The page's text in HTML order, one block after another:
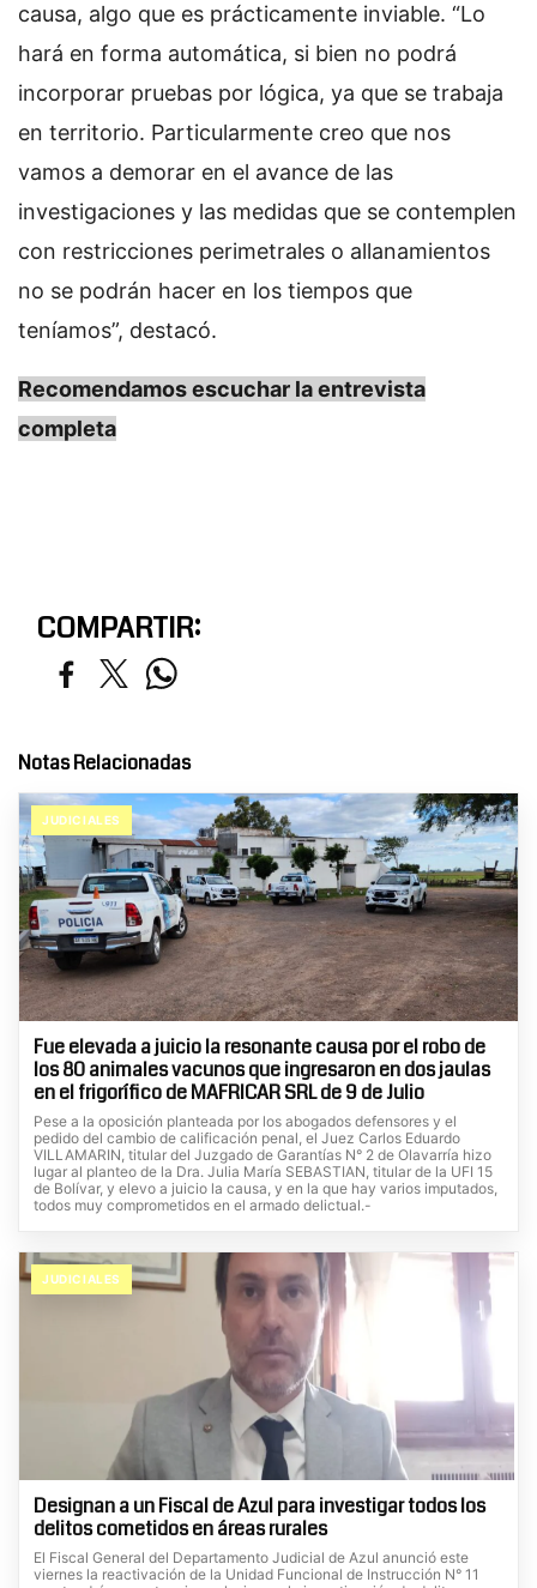
causa, algo que es prácticamente inviable. “Lo
hará en forma automática, si bien no podrá
incorporar pruebas por lógica, ya que se trabaja
en territorio. Particularmente creo que nos
vamos a demorar en el avance de las
investigaciones y las medidas que se contemplen
con restricciones perimetrales o allanamientos
no se podrán hacer en los tiempos que
teníamos”, destacó.
Recomendamos escuchar la entrevista
completa
COMPARTIR:
Notas Relacionadas
JUDICIALES
Fue elevada a juicio la resonante causa por el robo de
los 80 animales vacunos que ingresaron en dos jaulas
en el frigorífico de MAFRICAR SRL de 9 de Julio
Pese a la oposición planteada por los abogados defensores y el
pedido del cambio de calificación penal, el Juez Carlos Eduardo
VILLAMARIN, titular del Juzgado de Garantías N° 2 de Olavarría hizo
lugar al planteo de la Dra. Julia María SEBASTIAN, titular de la UFI 15
de Bolívar, y elevo a juicio la causa, y en la que hay varios imputados,
todos muy comprometidos en el armado delictual.-
JUDICIALES
Designan a un Fiscal de Azul para investigar todos los
delitos cometidos en áreas rurales
El Fiscal General del Departamento Judicial de Azul anunció este
viernes la reactivación de la Unidad Funcional de Instrucción N° 11